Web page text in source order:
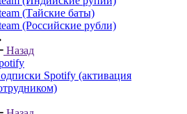
(Тайские баты)
(Российские рубли)
Назад
Spotify (активация